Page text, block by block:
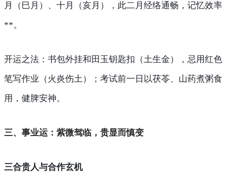
月（巳月）、十月（亥月），此二月经络通畅，记忆效率
**。
开运之法 ：书包外挂和田玉钥匙扣（土生金），忌用红色
笔写作业（火炎伤土）；考试前一日以茯苓、山药煮粥食
用，健脾安神。
三、事业运：紫微驾临，贵显而慎变
三合贵人与合作玄机